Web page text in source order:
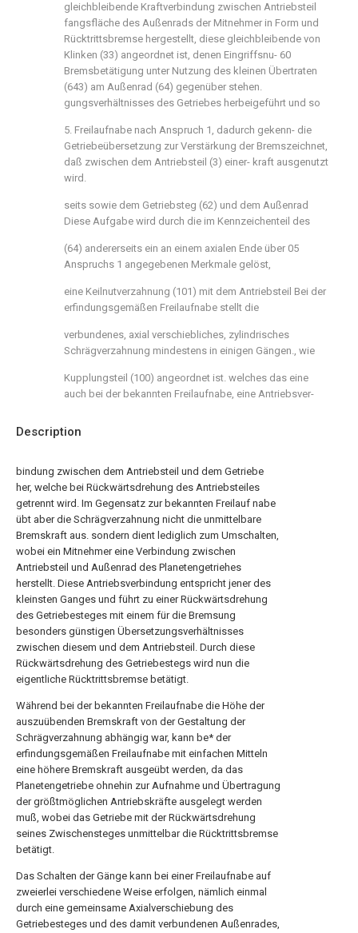
Description
bindung zwischen dem Antriebsteil und dem Getriebe
her, welche bei Rückwärtsdrehung des Antriebsteiles
getrennt wird. Im Gegensatz zur bekannten Freilauf nabe
übt aber die Schrägverzahnung nicht die unmittelbare
Bremskraft aus. sondern dient lediglich zum Umschalten,
wobei ein Mitnehmer eine Verbindung zwischen
Antriebsteil und Außenrad des Planetengetriehes
herstellt. Diese Antriebsverbindung entspricht jener des
kleinsten Ganges und führt zu einer Rückwärtsdrehung
des Getriebesteges mit einem für die Bremsung
besonders günstigen Übersetzungsverhältnisses
zwischen diesem und dem Antriebsteil. Durch diese
Rückwärtsdrehung des Getriebestegs wird nun die
eigentliche Rücktrittsbremse betätigt.
Während bei der bekannten Freilaufnabe die Höhe der
auszuübenden Bremskraft von der Gestaltung der
Schrägverzahnung abhängig war, kann be* der
erfindungsgemäßen Freilaufnabe mit einfachen Mitteln
eine höhere Bremskraft ausgeübt werden, da das
Planetengetriebe ohnehin zur Aufnahme und Übertragung
der größtmöglichen Antriebskräfte ausgelegt werden
muß, wobei das Getriebe mit der Rückwärtsdrehung
seines Zwischensteges unmittelbar die Rücktrittsbremse
betätigt.
Das Schalten der Gänge kann bei einer Freilaufnabe auf
zweierlei verschiedene Weise erfolgen, nämlich einmal
durch eine gemeinsame Axialverschiebung des
Getriebesteges und des damit verbundenen Außenrades,
gleichbleibende Kraftverbindung zwischen Antriebsteil
fangsfläche des Außenrads der Mitnehmer in Form und
Rücktrittsbremse hergestellt, diese gleichbleibende von
Klinken (33) angeordnet ist, denen Eingriffsnu- 60
Bremsbetätigung unter Nutzung des kleinen Übertraten
(643) am Außenrad (64) gegenüber stehen.
gungsverhältnisses des Getriebes herbeigeführt und so
5. Freilaufnabe nach Anspruch 1, dadurch gekenn- die
Getriebeübersetzung zur Verstärkung der Bremszeichnet,
daß zwischen dem Antriebsteil (3) einer- kraft ausgenutzt
wird.
seits sowie dem Getriebsteg (62) und dem Außenrad
Diese Aufgabe wird durch die im Kennzeichenteil des
(64) andererseits ein an einem axialen Ende über 05
Anspruchs 1 angegebenen Merkmale gelöst,
eine Keilnutverzahnung (101) mit dem Antriebsteil Bei der
erfindungsgemäßen Freilaufnabe stellt die
verbundenes, axial verschiebliches, zylindrisches
Schrägverzahnung mindestens in einigen Gängen., wie
Kupplungsteil (100) angeordnet ist. welches das eine
auch bei der bekannten Freilaufnabe, eine Antriebsver-